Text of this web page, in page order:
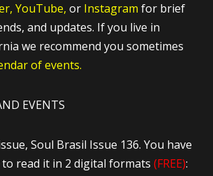
YouTube, or Instagram for brief
and updates. If you live in
we recommend you sometimes
of events.
EVENTS
Soul Brasil Issue 136. You have
read it in 2 digital formats(FREE):